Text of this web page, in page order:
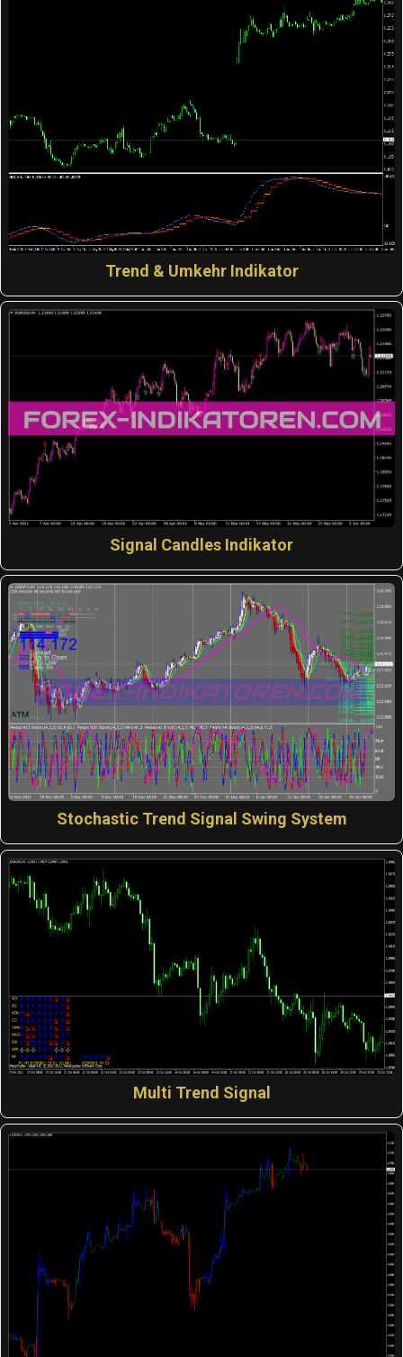
Trend & Umkehr Indikator
Signal Candles Indikator
Stochastic Trend Signal Swing System
Multi Trend Signal